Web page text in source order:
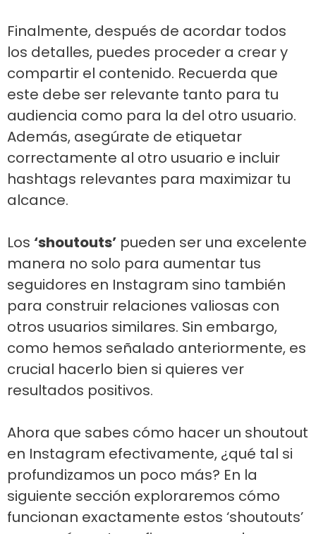
Finalmente, después de acordar todos
los detalles, puedes proceder a crear y
compartir el contenido. Recuerda que
este debe ser relevante tanto para tu
audiencia como para la del otro usuario.
Además, asegúrate de etiquetar
correctamente al otro usuario e incluir
hashtags relevantes para maximizar tu
alcance.
Los ‘shoutouts’ pueden ser una excelente
manera no solo para aumentar tus
seguidores en Instagram sino también
para construir relaciones valiosas con
otros usuarios similares. Sin embargo,
como hemos señalado anteriormente, es
crucial hacerlo bien si quieres ver
resultados positivos.
Ahora que sabes cómo hacer un shoutout
en Instagram efectivamente, ¿qué tal si
profundizamos un poco más? En la
siguiente sección exploraremos cómo
funcionan exactamente estos ‘shoutouts’